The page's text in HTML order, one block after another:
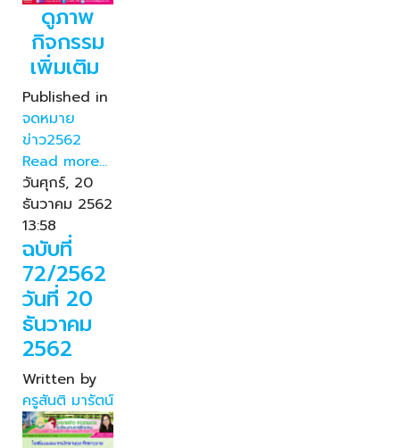
ดูภาพ
กิจกรรม
เพิ่มเติม
Published in
จดหมาย
ข่าว2562
Read more...
วันศุกร์, 20
ธันวาคม 2562
13:58
ฉบับที่
72/2562
วันที่ 20
ธันวาคม
2562
Written by
ครูสันติ มารัตน์